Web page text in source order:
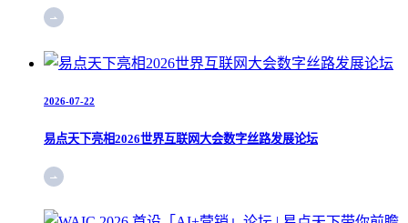
2026-07-22
易点天下亮相2026世界互联网大会数字丝路发展论坛